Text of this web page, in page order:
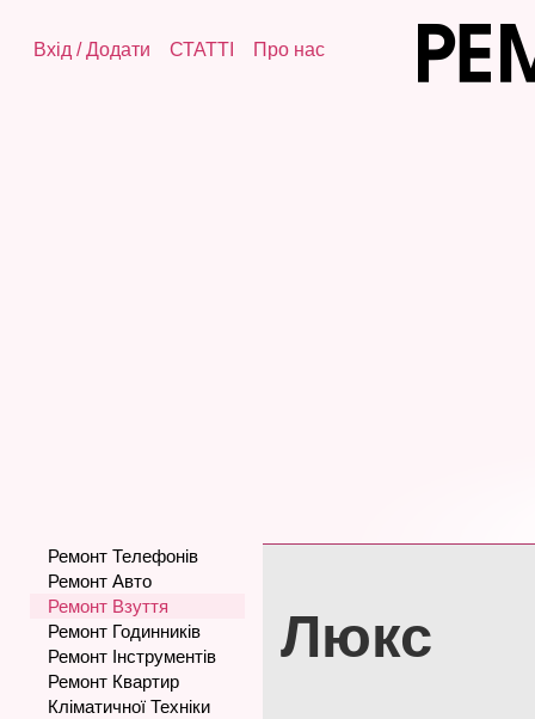
Вхід /Додати СТАТТІ Про нас
Ремонт Телефонів
Ремонт Авто
Ремонт Взуття
Ремонт Годинників
Ремонт Інструментів
Ремонт Квартир
Кліматичної Техніки
Люкс